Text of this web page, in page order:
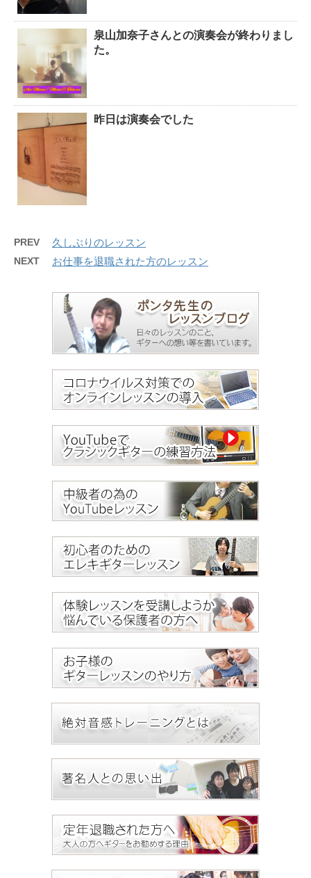
泉山加奈子さんとの演奏会が終わりまし
た。
昨日は演奏会でした
PREV 久しぶりのレッスン
NEXT お仕事を退職された方のレッスン